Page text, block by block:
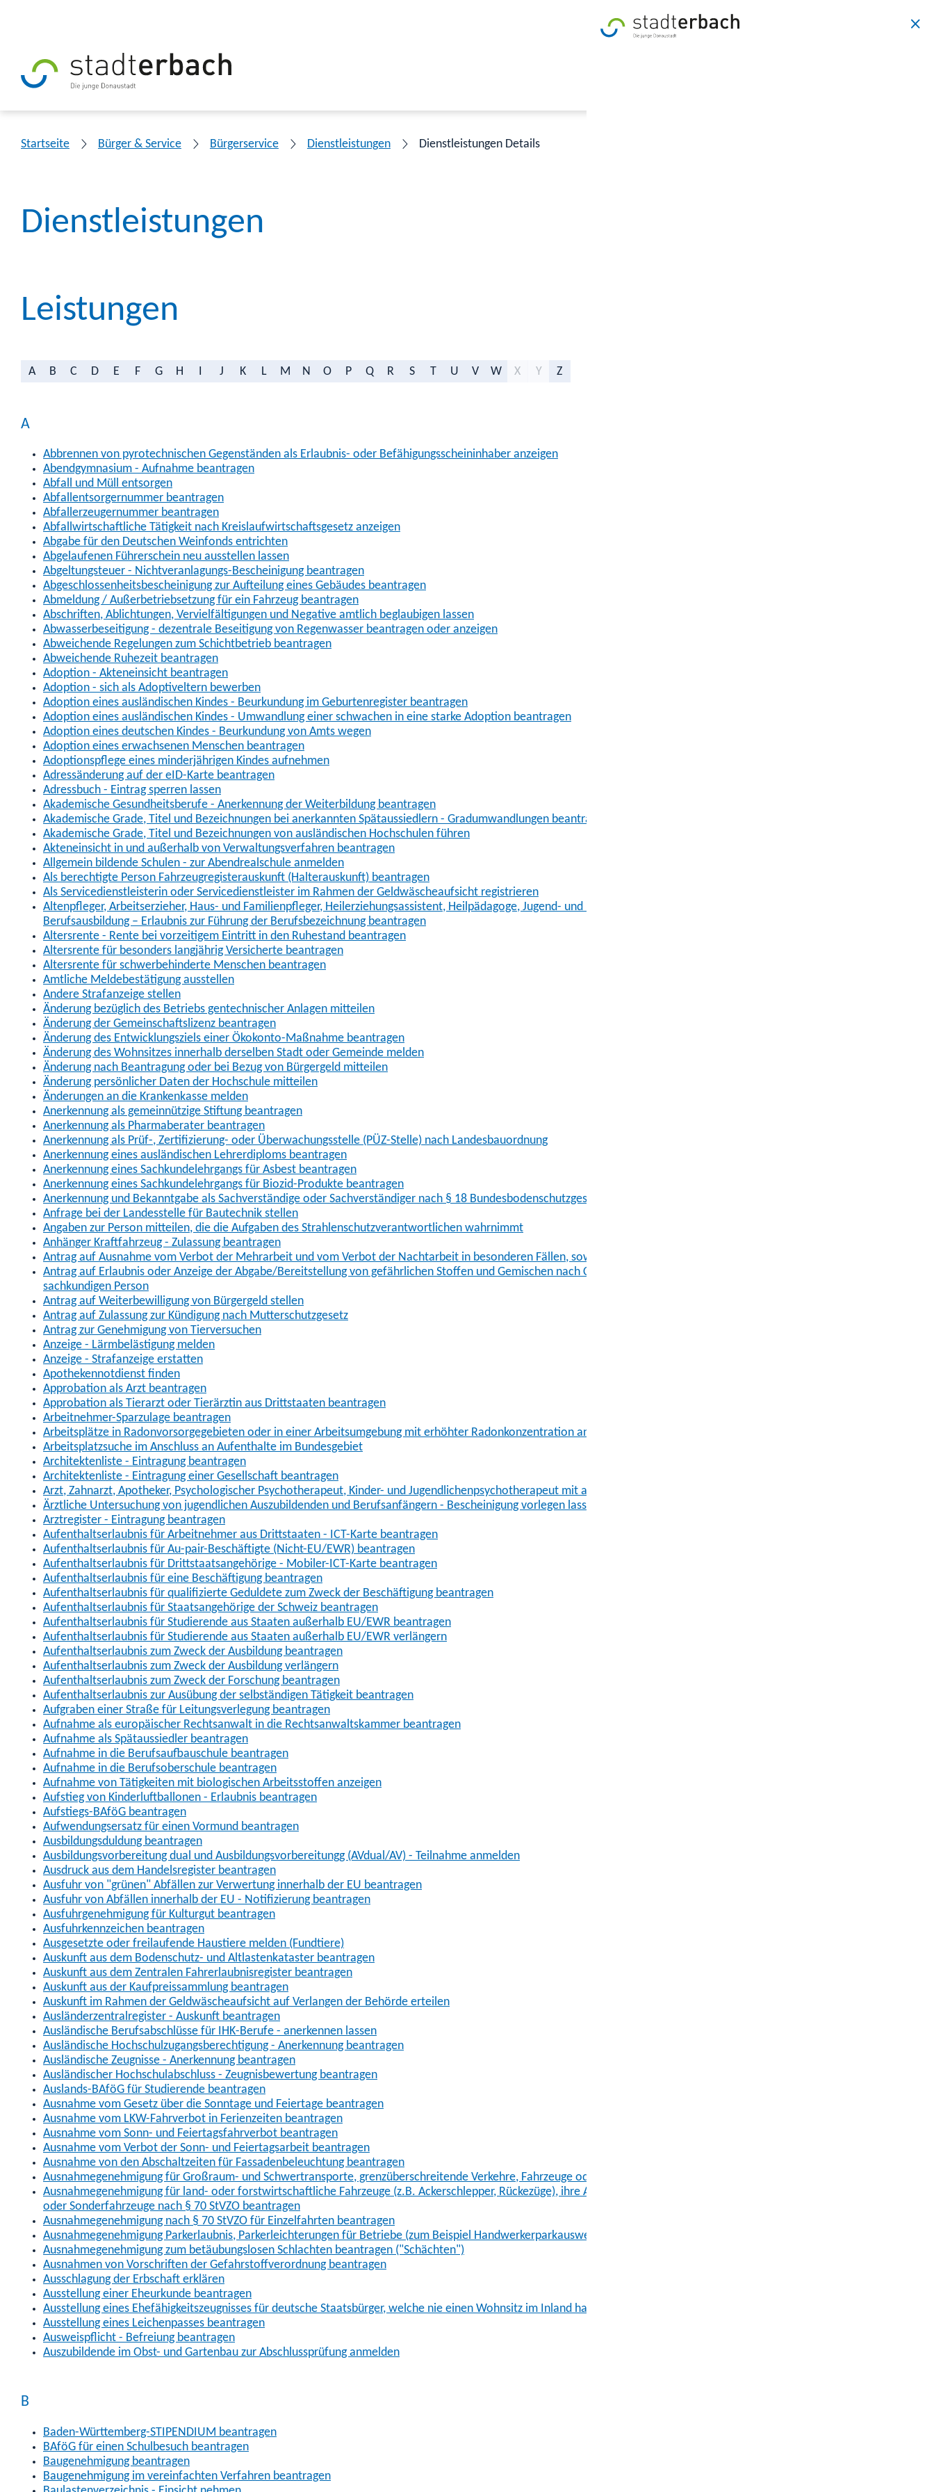
Startseite Bürger & Service Bürgerservice Dienstleistungen Dienstleistungen Details
Dienstleistungen
Leistungen
A B C D E F G H J K L M N O P Q R S T U V W X Y Z
A
Abbrennen von pyrotechnischen Gegenständen als Erlaubnis- oder Befähigungsscheininhaber anzeigen
Abendgymnasium - Aufnahme beantragen
Abfall und Müll entsorgen
Abfallentsorgernummer beantragen
Abfallerzeugernummer beantragen
Abfallwirtschaftliche Tätigkeit nach Kreislaufwirtschaftsgesetz anzeigen
Abgabe für den Deutschen Weinfonds entrichten
Abgelaufenen Führerschein neu ausstellen lassen
Abgeltungsteuer - Nichtveranlagungs-Bescheinigung beantragen
Abgeschlossenheitsbescheinigung zur Aufteilung eines Gebäudes beantragen
Abmeldung / Außerbetriebsetzung für ein Fahrzeug beantragen
Abschriften, Ablichtungen, Vervielfältigungen und Negative amtlich beglaubigen lassen
Abwasserbeseitigung - dezentrale Beseitigung von Regenwasser beantragen oder anzeigen
Abweichende Regelungen zum Schichtbetrieb beantragen
Abweichende Ruhezeit beantragen
Adoption - Akteneinsicht beantragen
Adoption - sich als Adoptiveltern bewerben
Adoption eines ausländischen Kindes - Beurkundung im Geburtenregister beantragen
Adoption eines ausländischen Kindes - Umwandlung einer schwachen in eine starke Adoption beantragen
Adoption eines deutschen Kindes - Beurkundung von Amts wegen
Adoption eines erwachsenen Menschen beantragen
Adoptionspflege eines minderjährigen Kindes aufnehmen
Adressänderung auf der eID-Karte beantragen
Adressbuch - Eintrag sperren lassen
Akademische Gesundheitsberufe - Anerkennung der Weiterbildung beantragen
Akademische Grade, Titel und Bezeichnungen bei anerkannten Spätaussiedlern - Gradumwandlungen beantragen
Akademische Grade, Titel und Bezeichnungen von ausländischen Hochschulen führen
Akteneinsicht in und außerhalb von Verwaltungsverfahren beantragen
Allgemein bildende Schulen - zur Abendrealschule anmelden
Als berechtigte Person Fahrzeugregisterauskunft (Halterauskunft) beantragen
Als Servicedienstleisterin oder Servicedienstleister im Rahmen der Geldwäscheaufsicht registrieren
Altenpfleger, Arbeitserzieher, Haus- und Familienpfleger, Heilerziehungsassistent, Heilpädagoge, Jugend- und Heimerzieher, Sozialarbeiter, Sozialpädagoge mit ausländischer
Berufsausbildung – Erlaubnis zur Führung der Berufsbezeichnung beantragen
Altersrente - Rente bei vorzeitigem Eintritt in den Ruhestand beantragen
Altersrente für besonders langjährig Versicherte beantragen
Altersrente für schwerbehinderte Menschen beantragen
Amtliche Meldebestätigung ausstellen
Andere Strafanzeige stellen
Änderung bezüglich des Betriebs gentechnischer Anlagen mitteilen
Änderung der Gemeinschaftslizenz beantragen
Änderung des Entwicklungsziels einer Ökokonto-Maßnahme beantragen
Änderung des Wohnsitzes innerhalb derselben Stadt oder Gemeinde melden
Änderung nach Beantragung oder bei Bezug von Bürgergeld mitteilen
Änderung persönlicher Daten der Hochschule mitteilen
Änderungen an die Krankenkasse melden
Anerkennung als gemeinnützige Stiftung beantragen
Anerkennung als Pharmaberater beantragen
Anerkennung als Prüf-, Zertifizierung- oder Überwachungsstelle (PÜZ-Stelle) nach Landesbauordnung
Anerkennung eines ausländischen Lehrerdiploms beantragen
Anerkennung eines Sachkundelehrgangs für Asbest beantragen
Anerkennung eines Sachkundelehrgangs für Biozid-Produkte beantragen
Anerkennung und Bekanntgabe als Sachverständige oder Sachverständiger nach § 18 Bundesbodenschutzgesetz
Anfrage bei der Landesstelle für Bautechnik stellen
Angaben zur Person mitteilen, die die Aufgaben des Strahlenschutzverantwortlichen wahrnimmt
Anhänger Kraftfahrzeug - Zulassung beantragen
Antrag auf Ausnahme vom Verbot der Mehrarbeit und vom Verbot der Nachtarbeit in besonderen Fällen, sowie der Art der Arbeit und dem Arbeitstempo
Antrag auf Erlaubnis oder Anzeige der Abgabe/Bereitstellung von gefährlichen Stoffen und Gemischen nach ChemVerbotsV sowie Änderungsanzeigen bei Wechsel der
sachkundigen Person
Antrag auf Weiterbewilligung von Bürgergeld stellen
Antrag auf Zulassung zur Kündigung nach Mutterschutzgesetz
Antrag zur Genehmigung von Tierversuchen
Anzeige - Lärmbelästigung melden
Anzeige - Strafanzeige erstatten
Apothekennotdienst finden
Approbation als Arzt beantragen
Approbation als Tierarzt oder Tierärztin aus Drittstaaten beantragen
Arbeitnehmer-Sparzulage beantragen
Arbeitsplätze in Radonvorsorgegebieten oder in einer Arbeitsumgebung mit erhöhter Radonkonzentration anmelden
Arbeitsplatzsuche im Anschluss an Aufenthalte im Bundesgebiet
Architektenliste - Eintragung beantragen
Architektenliste - Eintragung einer Gesellschaft beantragen
Arzt, Zahnarzt, Apotheker, Psychologischer Psychotherapeut, Kinder- und Jugendlichenpsychotherapeut mit ausländischer Berufsausbildung – Approbation beantragen
Ärztliche Untersuchung von jugendlichen Auszubildenden und Berufsanfängern - Bescheinigung vorlegen lassen
Arztregister - Eintragung beantragen
Aufenthaltserlaubnis für Arbeitnehmer aus Drittstaaten - ICT-Karte beantragen
Aufenthaltserlaubnis für Au-pair-Beschäftigte (Nicht-EU/EWR) beantragen
Aufenthaltserlaubnis für Drittstaatsangehörige - Mobiler-ICT-Karte beantragen
Aufenthaltserlaubnis für eine Beschäftigung beantragen
Aufenthaltserlaubnis für qualifizierte Geduldete zum Zweck der Beschäftigung beantragen
Aufenthaltserlaubnis für Staatsangehörige der Schweiz beantragen
Aufenthaltserlaubnis für Studierende aus Staaten außerhalb EU/EWR beantragen
Aufenthaltserlaubnis für Studierende aus Staaten außerhalb EU/EWR verlängern
Aufenthaltserlaubnis zum Zweck der Ausbildung beantragen
Aufenthaltserlaubnis zum Zweck der Ausbildung verlängern
Aufenthaltserlaubnis zum Zweck der Forschung beantragen
Aufenthaltserlaubnis zur Ausübung der selbständigen Tätigkeit beantragen
Aufgraben einer Straße für Leitungsverlegung beantragen
Aufnahme als europäischer Rechtsanwalt in die Rechtsanwaltskammer beantragen
Aufnahme als Spätaussiedler beantragen
Aufnahme in die Berufsaufbauschule beantragen
Aufnahme in die Berufsoberschule beantragen
Aufnahme von Tätigkeiten mit biologischen Arbeitsstoffen anzeigen
Aufstieg von Kinderluftballonen - Erlaubnis beantragen
Aufstiegs-BAföG beantragen
Aufwendungsersatz für einen Vormund beantragen
Ausbildungsduldung beantragen
Ausbildungsvorbereitung dual und Ausbildungsvorbereitungg (AVdual/AV) - Teilnahme anmelden
Ausdruck aus dem Handelsregister beantragen
Ausfuhr von "grünen" Abfällen zur Verwertung innerhalb der EU beantragen
Ausfuhr von Abfällen innerhalb der EU - Notifizierung beantragen
Ausfuhrgenehmigung für Kulturgut beantragen
Ausfuhrkennzeichen beantragen
Ausgesetzte oder freilaufende Haustiere melden (Fundtiere)
Auskunft aus dem Bodenschutz- und Altlastenkataster beantragen
Auskunft aus dem Zentralen Fahrerlaubnisregister beantragen
Auskunft aus der Kaufpreissammlung beantragen
Auskunft im Rahmen der Geldwäscheaufsicht auf Verlangen der Behörde erteilen
Ausländerzentralregister - Auskunft beantragen
Ausländische Berufsabschlüsse für IHK-Berufe - anerkennen lassen
Ausländische Hochschulzugangsberechtigung - Anerkennung beantragen
Ausländische Zeugnisse - Anerkennung beantragen
Ausländischer Hochschulabschluss - Zeugnisbewertung beantragen
Auslands-BAföG für Studierende beantragen
Ausnahme vom Gesetz über die Sonntage und Feiertage beantragen
Ausnahme vom LKW-Fahrverbot in Ferienzeiten beantragen
Ausnahme vom Sonn- und Feiertagsfahrverbot beantragen
Ausnahme vom Verbot der Sonn- und Feiertagsarbeit beantragen
Ausnahme von den Abschaltzeiten für Fassadenbeleuchtung beantragen
Ausnahmegenehmigung für Großraum- und Schwertransporte, grenzüberschreitende Verkehre, Fahrzeuge oder Fahrzeugkombinationen nach § 70 StVZO beantragen
Ausnahmegenehmigung für land- oder forstwirtschaftliche Fahrzeuge (z.B. Ackerschlepper, Rückezüge), ihre Anhänger, Arbeitsmaschinen (z.B. Gabelstapler, Mähdrescher)
oder Sonderfahrzeuge nach § 70 StVZO beantragen
Ausnahmegenehmigung nach § 70 StVZO für Einzelfahrten beantragen
Ausnahmegenehmigung Parkerlaubnis, Parkerleichterungen für Betriebe (zum Beispiel Handwerkerparkausweis)
Ausnahmegenehmigung zum betäubungslosen Schlachten beantragen ("Schächten")
Ausnahmen von Vorschriften der Gefahrstoffverordnung beantragen
Ausschlagung der Erbschaft erklären
Ausstellung einer Eheurkunde beantragen
Ausstellung eines Ehefähigkeitszeugnisses für deutsche Staatsbürger, welche nie einen Wohnsitz im Inland hatten
Ausstellung eines Leichenpasses beantragen
Ausweispflicht - Befreiung beantragen
Auszubildende im Obst- und Gartenbau zur Abschlussprüfung anmelden
B
Baden-Württemberg-STIPENDIUM beantragen
BAföG für einen Schulbesuch beantragen
Baugenehmigung beantragen
Baugenehmigung im vereinfachten Verfahren beantragen